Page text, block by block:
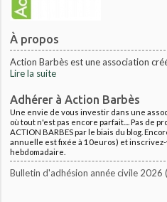
À propos
Action Barbès est une association
Lire la suite
Adhérer à Action Barbès
Une envie de vous investir dans une
où tout n'est pas encore parfait.... Pas de
ACTION BARBES par le biais du blog.
annuelle est fixée à 10euros) et
hebdomadaire.
Bulletin d'adhésion année civile 2026